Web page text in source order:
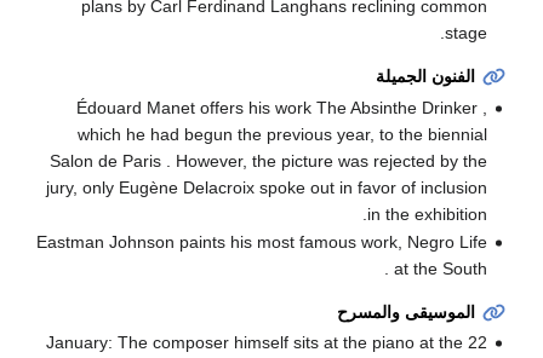
plans by Carl Ferdinand Langhans reclining common
stage.
الفنون الجميلة
Édouard Manet offers his work The Absinthe Drinker ,
which he had begun the previous year, to the biennial
Salon de Paris . However, the picture was rejected by the
jury, only Eugène Delacroix spoke out in favor of inclusion
in the exhibition.
Eastman Johnson paints his most famous work, Negro Life
at the South .
الموسيقى والمسرح
22 January: The composer himself sits at the piano at the